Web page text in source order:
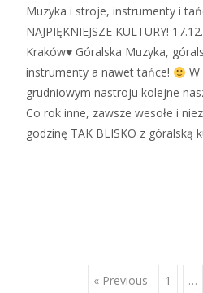
Muzyka i stroje, instrumenty i
NAJPIĘKNIEJSZE KULTURY!
Kraków♥ Góralska Muzyka,
instrumenty a nawet tańce!
W
grudniowym nastroju kolejne
Co rok inne, zawsze wesołe i
godzinę TAK BLISKO z góralską
« Previous 1 …